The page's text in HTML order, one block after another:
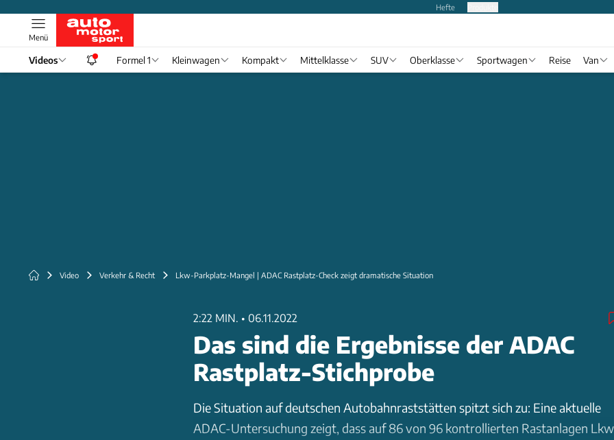
Hefte
Menü
Videos Formel 1 Kleinwagen Kompakt Mittelklasse SUV Oberklasse Sportwagen Reise Van
Video Verkehr & Recht Lkw-Parkplatz-Mangel | ADAC Rastplatz-Check zeigt dramatische Situation
2:22 MIN. • 06.11.2022
Das sind die Ergebnisse der ADAC
Rastplatz-Stichprobe
Die Situation auf deutschen Autobahnraststätten spitzt sich zu: Eine aktuelle
ADAC-Untersuchung zeigt, dass auf 86 von 96 kontrollierten Rastanlagen Lkw